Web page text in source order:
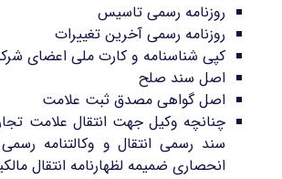
روزنامه رسمی تاسیس
روزنامه رسمی آخرین تغییرات
کپی شناسنامه و کارت ملی اعضای
اصل سند صلح
اصل گواهی مصدق ثبت علامت
چنانچه وکیل جهت انتقال علامت
سند رسمی انتقال و وکالتنامه
انحصاری ضمیمه لظهارنامه انتقال